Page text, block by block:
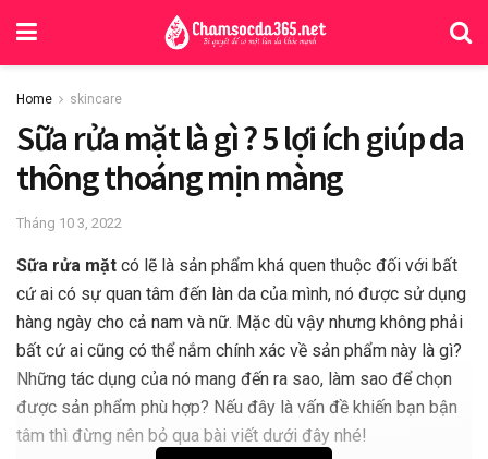
Home skincare
Sữa rửa mặt là gì ? 5 lợi ích giúp da
thông thoáng mịn màng
Tháng 10 3, 2022
Sữa rửa mặt có lẽ là sản phẩm khá quen thuộc đối với bất
cứ ai có sự quan tâm đến làn da của mình, nó được sử dụng
hàng ngày cho cả nam và nữ. Mặc dù vậy nhưng không phải
bất cứ ai cũng có thể nắm chính xác về sản phẩm này là gì?
Những tác dụng của nó mang đến ra sao, làm sao để chọn
được sản phẩm phù hợp? Nếu đây là vấn đề khiến bạn bận
tâm thì đừng nên bỏ qua bài viết dưới đây nhé!